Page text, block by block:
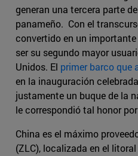
generan una tercera parte
panameño. Con el
convertido en un
ser su segundo mayor
Unidos. El primer barco que
en la inauguración
justamente un buque de la
le correspondió tal honor
China es el máximo
(ZLC), localizada en el